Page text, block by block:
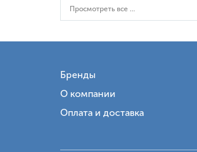
Просмотреть все ...
Бренды
О компании
Оплата и доставка